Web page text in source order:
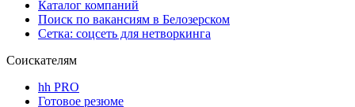
Каталог компаний
Поиск по вакансиям в Белозерском
Сетка: соцсеть для нетворкинга
Соискателям
hh PRO
Готовое резюме